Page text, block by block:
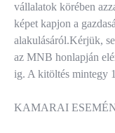
vállalatok körében
képet kapjon a
alakulásáról.Kérjük,
az MNB honlapján
ig. A kitöltés mintegy
KAMARAI